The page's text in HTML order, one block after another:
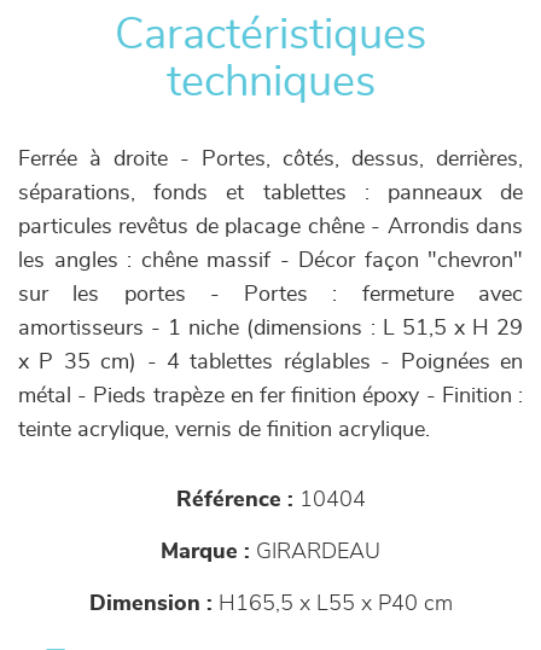
Caractéristiques
techniques
Ferrée à droite - Portes, côtés, dessus, derrières,
séparations, fonds et tablettes : panneaux de
particules revêtus de placage chêne - Arrondis dans
les angles : chêne massif - Décor façon "chevron"
sur les portes - Portes : fermeture avec
amortisseurs - 1 niche (dimensions : L 51,5 x H 29
x P 35 cm) - 4 tablettes réglables - Poignées en
métal - Pieds trapèze en fer finition époxy - Finition :
teinte acrylique, vernis de finition acrylique.
Référence : 10404
Marque : GIRARDEAU
Dimension : H165,5 x L55 x P40 cm